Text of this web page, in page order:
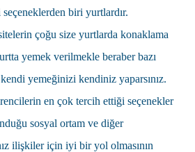
biri yurtlardır.
çoğu size yurtlarda konaklama
yemek verilmekle beraber bazı
yemeğinizi kendiniz yaparsınız.
en çok tercih ettiği seçenekler
sosyal ortam ve diğer
ilişkiler için iyi bir yol olmasının